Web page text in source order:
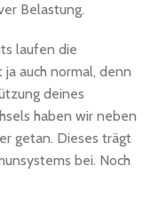
Belastung.
laufen die
auch normal, denn
deines
haben wir neben
getan. Dieses trägt
bei. Noch